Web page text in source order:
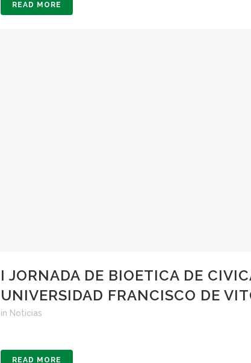
READ MORE
I JORNADA DE BIOETICA DE
UNIVERSIDAD FRANCISCO DE
in Noticias
READ MORE